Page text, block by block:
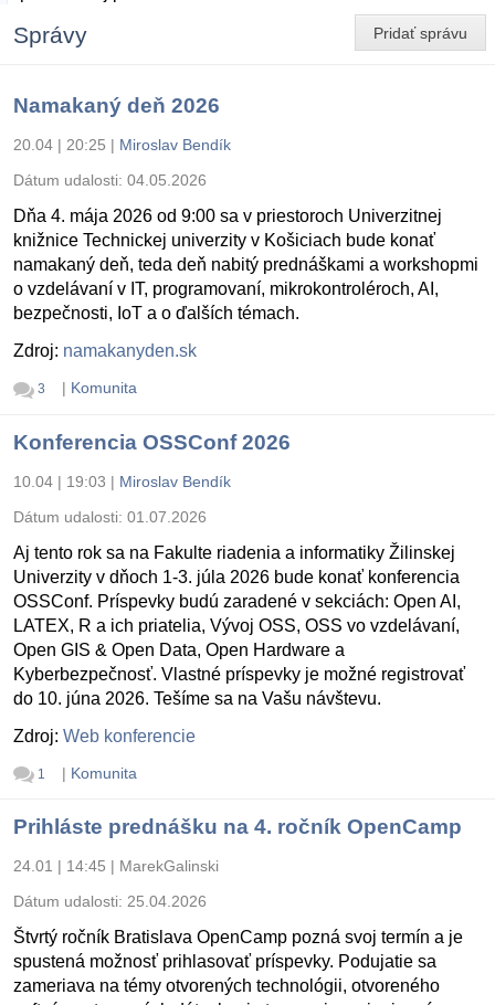
Pridať správu
Správy
Namakaný deň 2026
20.04 | 20:25 | Miroslav Bendík
Dátum udalosti: 04.05.2026
Dňa 4. mája 2026 od 9:00 sa v priestoroch Univerzitnej
knižnice Technickej univerzity v Košiciach bude konať
namakaný deň, teda deň nabitý prednáškami a workshopmi
o vzdelávaní v IT, programovaní, mikrokontroléroch, AI,
bezpečnosti, IoT a o ďalších témach.
Zdroj: namakanyden.sk
3 | Komunita
Konferencia OSSConf 2026
10.04 | 19:03 | Miroslav Bendík
Dátum udalosti: 01.07.2026
Aj tento rok sa na Fakulte riadenia a informatiky Žilinskej
Univerzity v dňoch 1-3. júla 2026 bude konať konferencia
OSSConf. Príspevky budú zaradené v sekciách: Open AI,
LATEX, R a ich priatelia, Vývoj OSS, OSS vo vzdelávaní,
Open GIS & Open Data, Open Hardware a
Kyberbezpečnosť. Vlastné príspevky je možné registrovať
do 10. júna 2026. Tešíme sa na Vašu návštevu.
Zdroj: Web konferencie
1 | Komunita
Prihláste prednášku na 4. ročník OpenCamp
24.01 | 14:45 | MarekGalinski
Dátum udalosti: 25.04.2026
Štvrtý ročník Bratislava OpenCamp pozná svoj termín a je
spustená možnosť prihlasovať príspevky. Podujatie sa
zameriava na témy otvorených technológii, otvoreného